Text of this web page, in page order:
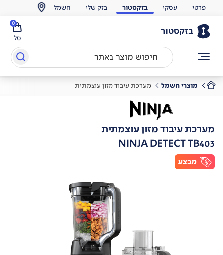
פרטי עסקי בזקסטור בזק שלי חשמל
בזקסטור
סל
0
מוצרי חשמל מערכת עיבוד מזון עוצמתית
מערכת עיבוד מזון עוצמתית
NINJA DETECT TB403